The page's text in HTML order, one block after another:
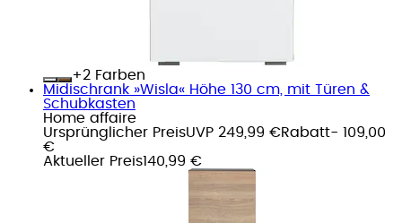
+
Farben
Midischrank »Wisla« Höhe 130 cm, mit Türen &
Schubkasten
Home affaire
Ursprünglicher PreisUVP 249,99 €Rabatt- 109,00
€
Aktueller Preis140,99 €